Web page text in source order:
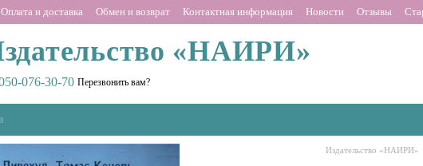
Оплата и доставка Обмен и возврат Контактная информация Новости Отзывы
«НАИРИ»
076-30-70 Перезвонить вам?
Издательство «НАИРИ»